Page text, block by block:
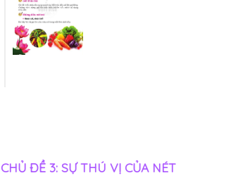
CHỦ ĐỀ 3: SỰ THÚ VỊ CỦA NÉT